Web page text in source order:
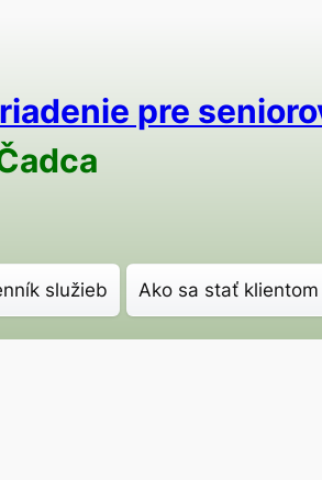
pre
služieb Ako sa stať klientom